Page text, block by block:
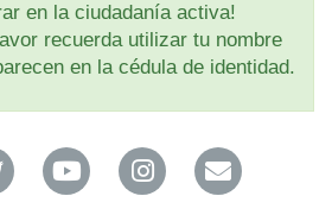
en la ciudadanía activa!
recuerda utilizar tu nombre
en la cédula de identidad.